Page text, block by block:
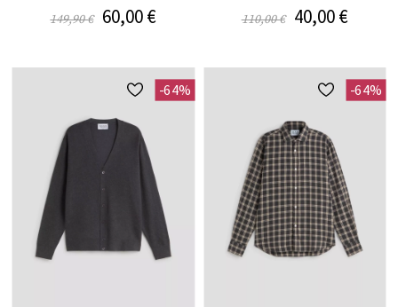
149,90 € 60,00 € 110,00 € 40,00 €
-64% -64%